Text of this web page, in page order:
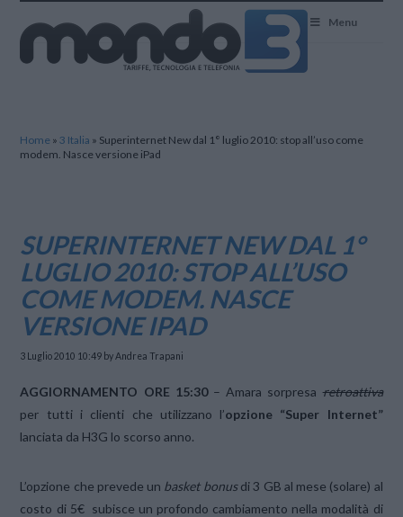
Menu
Home »3 Italia » Superinternet New dal 1° luglio 2010: stop all’uso come
modem. Nasce versione iPad
SUPERINTERNET NEW DAL 1°
LUGLIO 2010: STOP ALL’USO
COME MODEM. NASCE
VERSIONE IPAD
3 Luglio 2010 10:49 by Andrea Trapani
AGGIORNAMENTO ORE 15:30– Amara sorpresaretroattiva
per tutti i clienti che utilizzano l’opzione “Super Internet”
lanciata da H3G lo scorso anno.
L’opzione che prevede un basket bonusdi 3 GB al mese (solare) al
costo di 5€ subisce un profondo cambiamento nella modalità di